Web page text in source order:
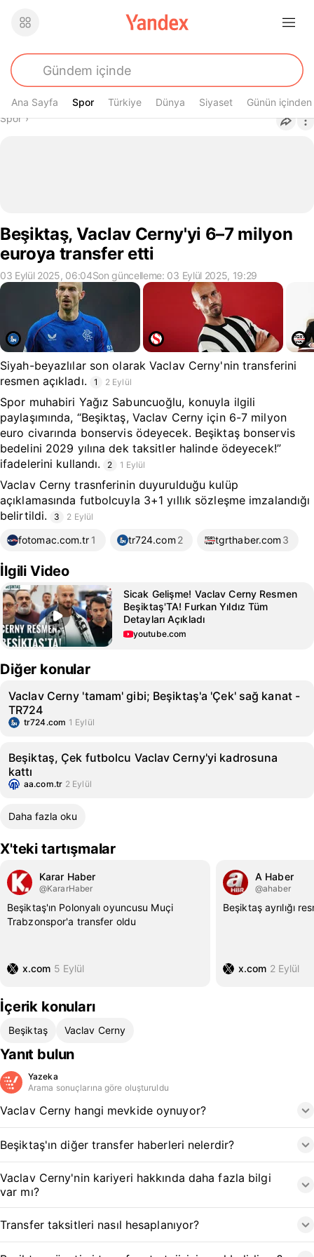
Ana Sayfa Spor
Spor Türkiye Dünya Siyaset Günün içinden
Buradasın
Spor›
Beşiktaş, Vaclav Cerny'yi 6–7 milyon
euroya transfer etti
03 Eylül 2025, 06:04Son güncelleme: 03 Eylül 2025, 19:29
Siyah-beyazlılar son olarak Vaclav Cerny'nin transferini
resmen açıkladı.
1 2 Eylül
Spor muhabiri Yağız Sabuncuoğlu, konuyla ilgili
paylaşımında, “Beşiktaş, Vaclav Cerny için 6-7 milyon
euro civarında bonservis ödeyecek. Beşiktaş bonservis
bedelini 2029 yılına dek taksitler halinde ödeyecek!”
ifadelerini kullandı.
2 1 Eylül
Vaclav Cerny trasnferinin duyurulduğu kulüp
açıklamasında futbolcuyla 3+1 yıllık sözleşme imzalandığı
belirtildi.
3 2 Eylül
fotomac.com.tr 1 tr724.com 2 tgrthaber.com 3
İlgili Video
Sicak Gelişme! Vaclav Cerny Resmen
Beşiktaş'TA! Furkan Yıldız Tüm
Detayları Açıkladı
youtube.com
Diğer konular
Vaclav Cerny 'tamam' gibi; Beşiktaş'a 'Çek' sağ kanat -
TR724
tr724.com 1 Eylül
Beşiktaş, Çek futbolcu Vaclav Cerny'yi kadrosuna
kattı
aa.com.tr 2 Eylül
Daha fazla oku
X'teki tartışmalar
Karar Haber
@KararHaber
Beşiktaş'ın Polonyalı oyuncusu Muçi
Trabzonspor'a transfer oldu
x.com 5 Eylül
A Haber
@ahaber
Beşiktaş ayrılığı
x.com 2 Eylül
İçerik konuları
Beşiktaş Vaclav Cerny
Yanıt bulun
Yazeka
Arama sonuçlarına göre oluşturuldu
Vaclav Cerny hangi mevkide oynuyor?
Beşiktaş'ın diğer transfer haberleri nelerdir?
Vaclav Cerny'nin kariyeri hakkında daha fazla bilgi
var mı?
Transfer taksitleri nasıl hesaplanıyor?